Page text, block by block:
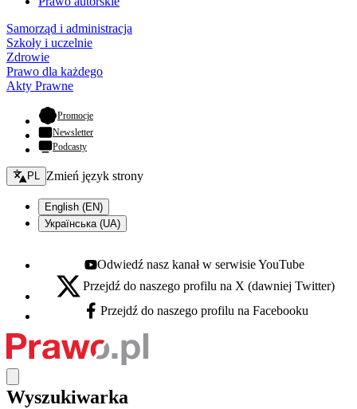
Samorząd i administracja
Szkoły i uczelnie
Zdrowie
Prawo dla każdego
Akty Prawne
Promocje- otwiera się w nowej karcie
Newsletter
Podcasty
Zmień język - bieżący:
PL Zmień język strony
English (EN)
Українська (UA)
Youtube - otwiera się w nowej karcie
Odwiedź nasz kanał w serwisie YouTube
X - otwiera się w nowej karcie
Przejdź do naszego profilu na X (dawniej Twitter)
Facebook - otwiera się w nowej karcie
Przejdź do naszego profilu na Facebooku
Wyszukiwarka